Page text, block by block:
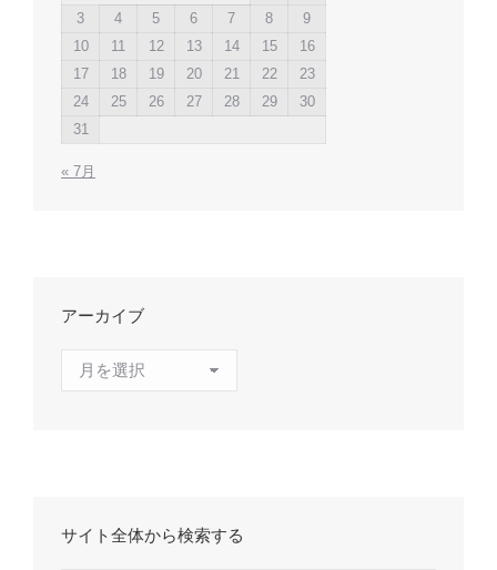
3
4 5 6 7 8
9
10
11 12 13 14 15
16
17
18 19 20 21 22
23
24
25 26 27 28 29
30
31
« 7月
アーカイブ
サイト全体から検索する